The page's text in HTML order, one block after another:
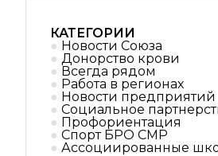
КАТЕГОРИИ
Новости Союза
Донорство крови
Всегда рядом
Работа в регионах
Новости предприятий
Социальное
Профориентация
Спорт БРО СМР
Ассоциированные